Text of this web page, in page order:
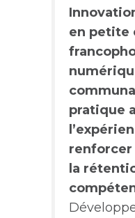
en petite
pratique
la